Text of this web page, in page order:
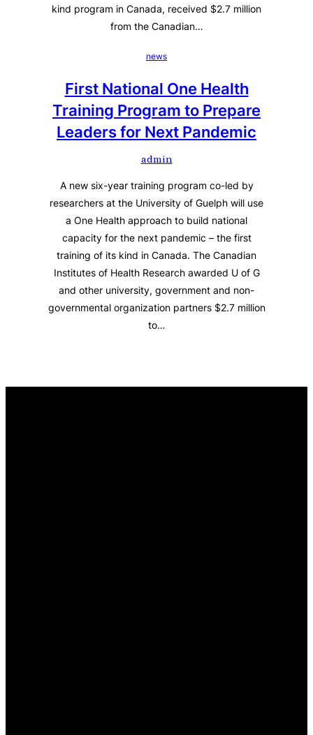
kind program in Canada, received $2.7 million
from the Canadian…
news
First National One Health
Training Program to Prepare
Leaders for Next Pandemic
admin
A new six-year training program co-led by
researchers at the University of Guelph will use
a One Health approach to build national
capacity for the next pandemic – the first
training of its kind in Canada. The Canadian
Institutes of Health Research awarded U of G
and other university, government and non-
governmental organization partners $2.7 million
to…